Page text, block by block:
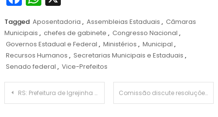
Tagged Aposentadoria , Assembleias Estaduais , Câmaras
Municipais , chefes de gabinete , Congresso Nacional ,
Governos Estadual e Federal , Ministérios , Municipal ,
Recursos Humanos , Secretarias Municipais e Estaduais ,
Senado federal , Vice-Prefeitos
Navegação
RS: Prefeitura de Igrejinha anuncia dois novos editais de Processos Seletivos Comissão discute resoluções do Conselho Monetário Nacional que tratam do Proagro